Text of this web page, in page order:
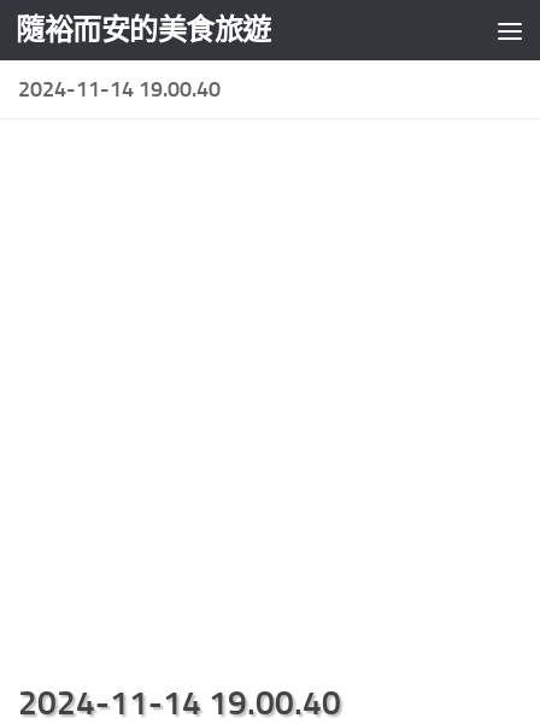
Skip to content
隨裕而安的美食旅遊
2024-11-14 19.00.40
2024-11-14 19.00.40